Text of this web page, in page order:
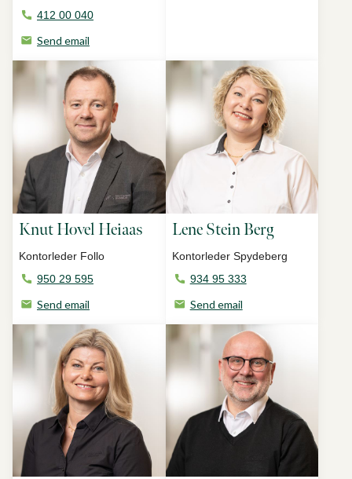
412 00 040
Send email
Knut Hovel Heiaas
Kontorleder Follo
950 29 595
Send email
Lene Stein Berg
Kontorleder Spydeberg
934 95 333
Send email